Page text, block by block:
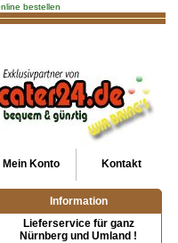
bestellen
Kontakt
Mein Konto
Information
Lieferservice für ganz
Nürnberg und Umland !